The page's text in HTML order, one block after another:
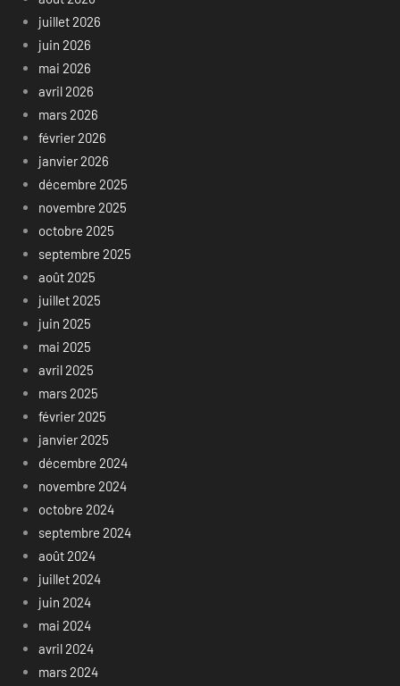
juillet 2026
juin 2026
mai 2026
avril 2026
mars 2026
février 2026
janvier 2026
décembre 2025
novembre 2025
octobre 2025
septembre 2025
août 2025
juillet 2025
juin 2025
mai 2025
avril 2025
mars 2025
février 2025
janvier 2025
décembre 2024
novembre 2024
octobre 2024
septembre 2024
août 2024
juillet 2024
juin 2024
mai 2024
avril 2024
mars 2024